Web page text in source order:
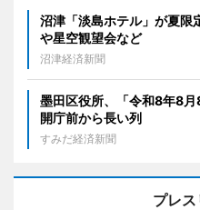
沼津「淡島ホテル」が夏
や星空観望会など
沼津経済新聞
墨田区役所、「令和8年8
開庁前から長い列
すみだ経済新聞
プレ